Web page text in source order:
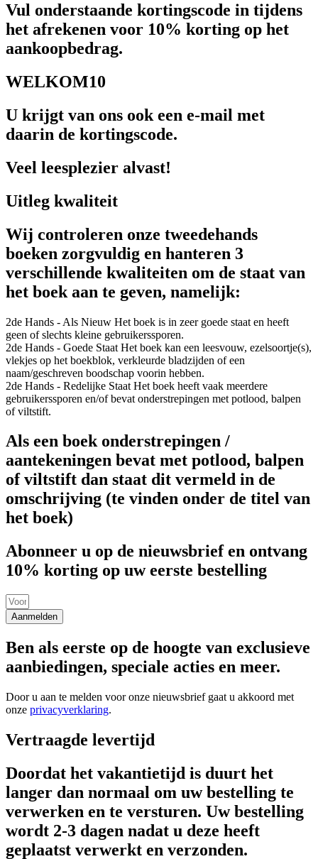
Vul onderstaande kortingscode in tijdens
het afrekenen voor 10% korting op het
aankoopbedrag.
WELKOM10
U krijgt van ons ook een e-mail met
daarin de kortingscode.
Veel leesplezier alvast!
Uitleg kwaliteit
Wij controleren onze tweedehands
boeken zorgvuldig en hanteren 3
verschillende kwaliteiten om de staat van
het boek aan te geven, namelijk:
2de Hands - Als Nieuw Het boek is in zeer goede staat en heeft
geen of slechts kleine gebruikerssporen.
2de Hands - Goede Staat Het boek kan een leesvouw, ezelsoortje(s),
vlekjes op het boekblok, verkleurde bladzijden of een
naam/geschreven boodschap voorin hebben.
2de Hands - Redelijke Staat Het boek heeft vaak meerdere
gebruikerssporen en/of bevat onderstrepingen met potlood, balpen
of viltstift.
Als een boek onderstrepingen /
aantekeningen bevat met potlood, balpen
of viltstift dan staat dit vermeld in de
omschrijving (te vinden onder de titel van
het boek)
Abonneer u op de nieuwsbrief en ontvang
10% korting op uw eerste bestelling
Aanmelden
Ben als eerste op de hoogte van exclusieve
aanbiedingen, speciale acties en meer.
Door u aan te melden voor onze nieuwsbrief gaat u akkoord met
onze privacyverklaring.
Vertraagde levertijd
Doordat het vakantietijd is duurt het
langer dan normaal om uw bestelling te
verwerken en te versturen. Uw bestelling
wordt 2-3 dagen nadat u deze heeft
geplaatst verwerkt en verzonden.